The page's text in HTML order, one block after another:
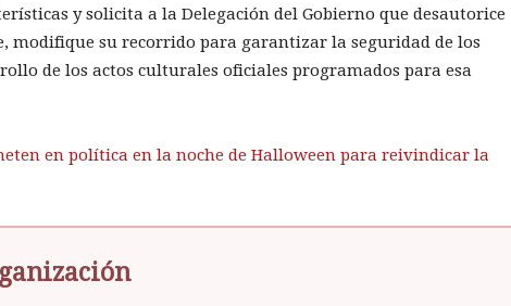
y solicita a la Delegación del Gobierno que desautorice
modifique su recorrido para garantizar la seguridad de los
de los actos culturales oficiales programados para esa
en política en la noche de Halloween para reivindicar la